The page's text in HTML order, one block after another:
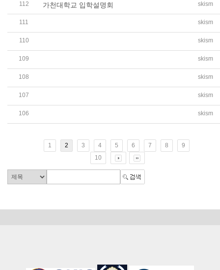
112 가천대학교 입학설명회 skism
111 skism
110 (중등 영자신문 3월) 지구온난화와 전 세계 기후변화skism
109 (중등 영자신문 3월) 중국 올해 경제성장 목표치 상향 조
skism
108 (중등 영자신문 3월) TV 탐사 프로그램 보도 사과 요구
skism
107 (중등 영자신문 3월) AI뉴스산업과 미디어 & 촉법소년 연
skism
106 (중등 영자신문 3월) 중앙대학교 한국외국어대학교 본교
skism
1 2 3 4 5 6 7 8
9
10